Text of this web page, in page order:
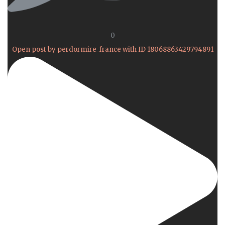
0
Open post by perdormire_france with ID 18068863429794891